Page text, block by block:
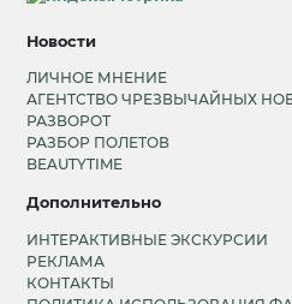
Новости
ЛИЧНОЕ МНЕНИЕ
АГЕНТСТВО ЧРЕЗВЫЧАЙНЫХ
РАЗВОРОТ
РАЗБОР ПОЛЕТОВ
BEAUTYTIME
Дополнительно
ИНТЕРАКТИВНЫЕ ЭКСКУРСИИ
РЕКЛАМА
КОНТАКТЫ